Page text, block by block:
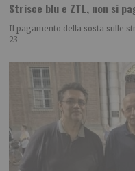
Strisce blu e ZTL, non si
Il pagamento della sosta sulle
23